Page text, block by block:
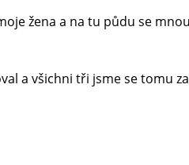
žena a na tu půdu se
a všichni tři jsme se tomu